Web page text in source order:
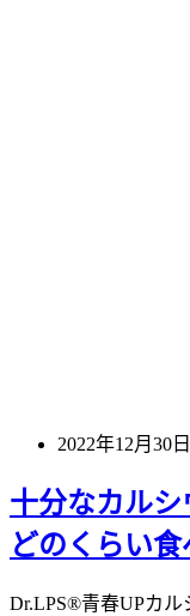
2022年12月30日
十分なカルシ
どのくらい
Dr.LPS®青春UPカ